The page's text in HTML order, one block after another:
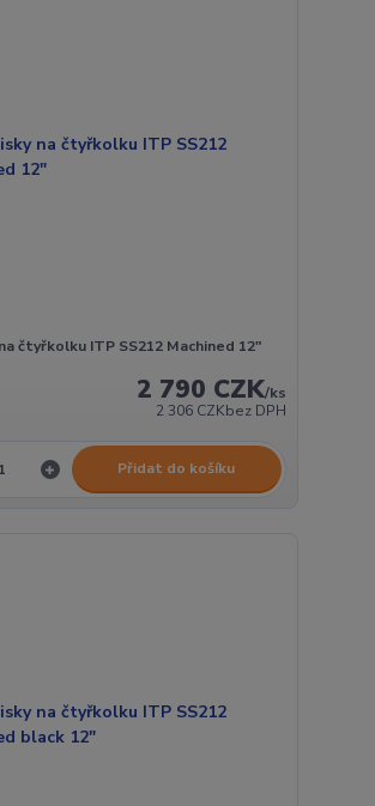
čtyřkolku ITP SS212 Machined 12"
2 790 CZK/ks
2 306 CZKbez DPH
Přidat do košíku